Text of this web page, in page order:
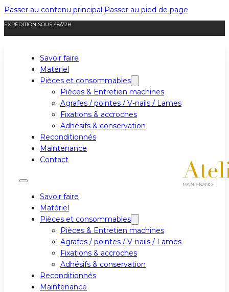
Passer au contenu principal Passer au pied de page
EXPÉDITION SOUS 48/72H
Savoir faire
Matériel
Pièces et consommables
Pièces & Entretien machines
Agrafes / pointes / V-nails / Lames
Fixations & accroches
Adhésifs & conservation
Reconditionnés
Maintenance
Contact
Savoir faire
Matériel
Pièces et consommables
Pièces & Entretien machines
Agrafes / pointes / V-nails / Lames
Fixations & accroches
Adhésifs & conservation
Reconditionnés
Maintenance